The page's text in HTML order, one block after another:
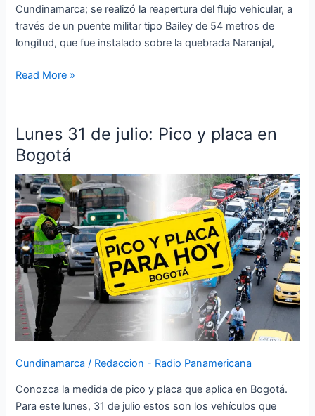
Cundinamarca; se realizó la reapertura del flujo vehicular, a
través de un puente militar tipo Bailey de 54 metros de
longitud, que fue instalado sobre la quebrada Naranjal,
Read More »
Lunes 31 de julio: Pico y placa en
Bogotá
Cundinamarca / Redaccion - Radio Panamericana
Conozca la medida de pico y placa que aplica en Bogotá.
Para este lunes, 31 de julio estos son los vehículos que
Lunes
31
de
julio:
Pico
y
placa
en
Bogotá